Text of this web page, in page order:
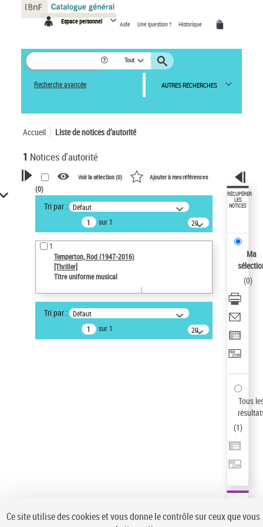
Espace personnel Aide Une question ? Historique
Tout
Recherche avancée AUTRES RECHERCHES
Accueil Liste de notices d’autorité
1 Notices d'autorité
VOTRE RECHERCHE
Recherche avancée dans les
notices d’autorité
Œuvres liées à l'auteur :
Temperton, Rod (1947-2016)
Auteur d’œuvre
ne s'applique pas
Type de notice d'autorité
Auteur d’œuvre
Voir la sélection (0) Ajouter à mes références
(0)
Tri par : Défaut
sur 1
20
résultats/page
1
Temperton, Rod (1947-2016)
[Thriller]
Titre uniforme musical
Tri par : Défaut
sur 1
20
résultats/page
RÉCUPÉRER
LES
NOTICES
Ma
(0)
Tous
(1)
Panneau de gestion des cookies
Ce site utilise des cookies et vous donne le contrôle sur ceux que vous